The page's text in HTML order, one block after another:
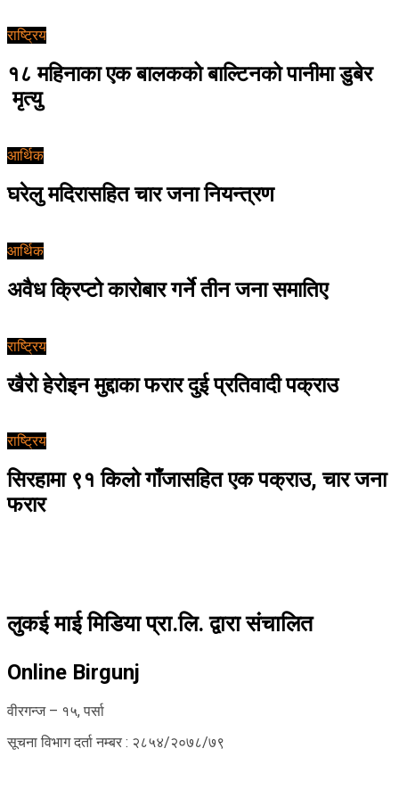
राष्ट्रिय
१८ महिनाका एक बालकको बाल्टिनको पानीमा डुबेर
मृत्यु
आर्थिक
घरेलु मदिरासहित चार जना नियन्त्रण
आर्थिक
अवैध क्रिप्टो कारोबार गर्ने तीन जना समातिए
राष्ट्रिय
खैरो हेरोइन मुद्दाका फरार दुई प्रतिवादी पक्राउ
राष्ट्रिय
सिरहामा ९१ किलो गाँजासहित एक पक्राउ, चार जना
फरार
लुकई माई मिडिया प्रा.लि. द्वारा संचालित
Online Birgunj
वीरगन्ज – १५, पर्सा
सूचना विभाग दर्ता नम्बर : २८५४/२०७८/७९